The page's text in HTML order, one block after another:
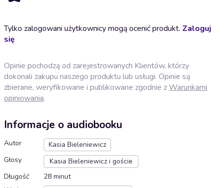
Tylko zalogowani użytkownicy mogą ocenić produkt. Zaloguj
się
Opinie pochodzą od zarejestrowanych Klientów, którzy
dokonali zakupu naszego produktu lub usługi. Opinie są
zbierane, weryfikowane i publikowane zgodnie zWarunkami
opiniowania.
Informacje o audiobooku
Autor
Kasia Bieleniewicz
Głosy
Kasia Bieleniewicz i goście
Długość
28 minut